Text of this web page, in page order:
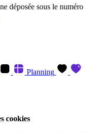
déposée sous le numéro
Planning
cookies